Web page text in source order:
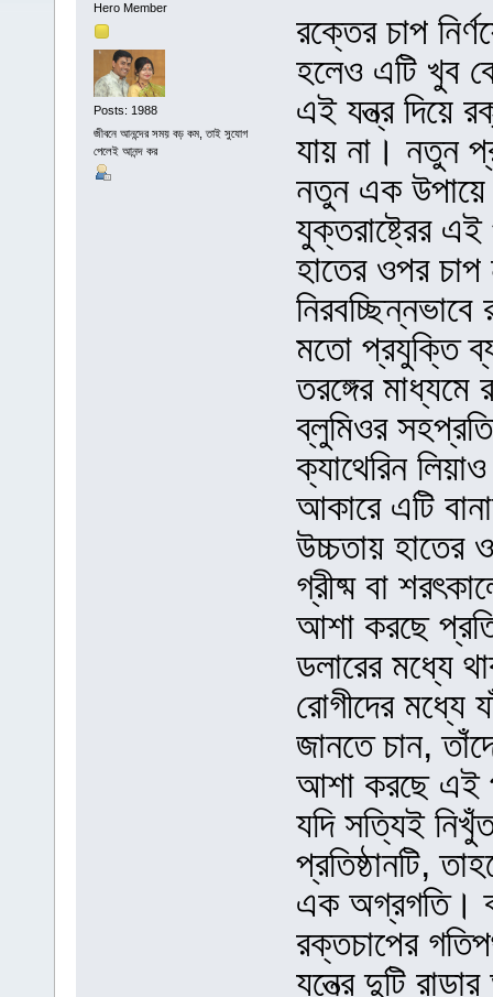
Hero Member
Posts: 1988
জীবনে আনন্দের সময় বড় কম, তাই সুযোগ
পেলেই আনন্দ কর
রক্তের চাপ
হলেও এটি খুব
এই যন্ত্র দিয়ে
যায় না। নতুন
নতুন এক উপায়ে
যুক্তরাষ্ট্রের এই
হাতের ওপর
মতো প্রযুক্তি
তরঙ্গের
ব্লুমিওর
ক্যাথেরিন
আকারে এটি
উচ্চতায় হাতের
গ্রীষ্ম বা
আশা করছে
ডলারের মধ্যে
রোগীদের মধ্যে
জানতে চান,
আশা করছে এই
যদি সত্যিই
প্রতিষ্ঠানটি,
এক অগ্রগতি।
রক্তচাপের
যন্ত্রে দুটি